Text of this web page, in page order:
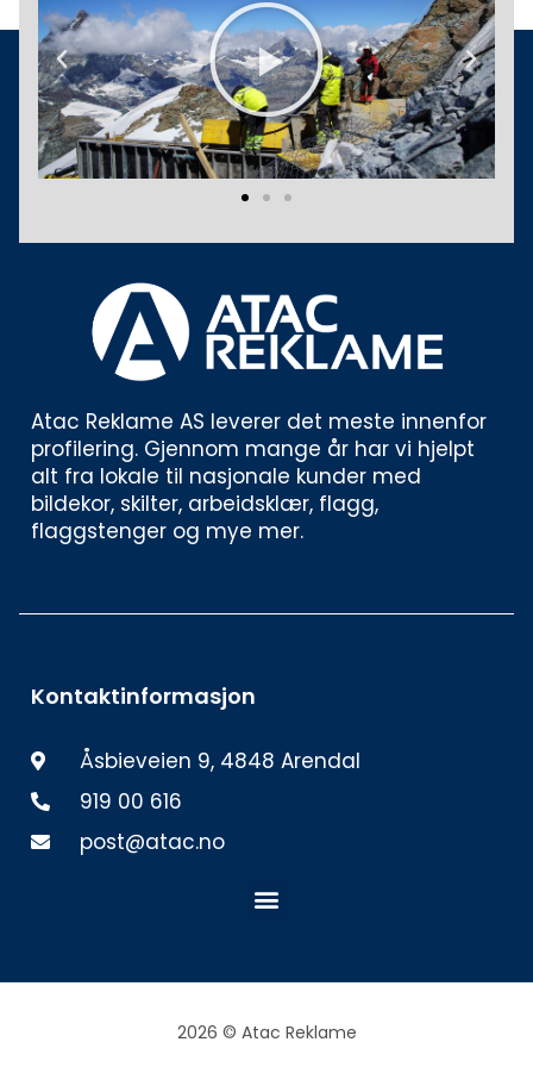
Play
Previous Next
Atac Reklame AS leverer det meste innenfor
profilering. Gjennom mange år har vi hjelpt
alt fra lokale til nasjonale kunder med
bildekor, skilter, arbeidsklær, flagg,
flaggstenger og mye mer.
Kontaktinformasjon
Åsbieveien 9, 4848 Arendal
919 00 616
post@atac.no
Meny
2026 © Atac Reklame